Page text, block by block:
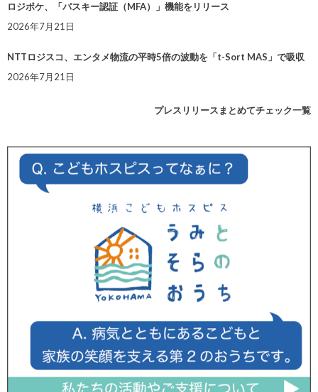
ロジポケ、「パスキー認証（MFA）」機能をリリース
2026年7月21日
NTTロジスコ、エンタメ物流の平時5倍の波動を「t-Sort MAS」で吸収
2026年7月21日
プレスリリースまとめてチェック一覧